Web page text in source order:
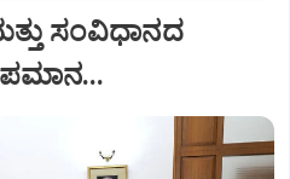
ಸಂವಿಧಾನದ